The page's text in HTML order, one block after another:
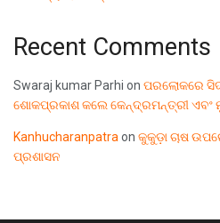
Recent Comments
Swaraj kumar Parhi on ପରଲୋକରେ
ଶୋକପ୍ରକାଶ କଲେ କେନ୍ଦ୍ରମନ୍ତ୍ରୀ ଏବଂ
Kanhucharanpatra on କୁକୁଡ଼ା ଚାଷ
ପ୍ରଶାସନ